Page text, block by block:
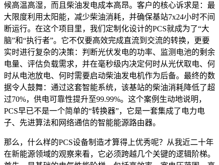
候高温高湿，而且柴油发电成本高昂。客户的核心诉求是：最
大限度利用太阳能，减少柴油消耗，并确保基站7x24小时不间
断运行。在这个项目里，我们定制化设计的PCS就成为了“大
脑”和“执行者”。它不仅要高效完成直流到交流的转换，更要
实时进行复杂的决策：判断光伏发电的功率、监测电池的剩余
电量、评估负载需求，并在毫秒级内决定何时从光伏取电、何
时从电池放电、何时需要启动柴油发电机作为后备。最终的数
据令人鼓舞：通过这套智能系统，该基站的柴油消耗降低了超
过70%，供电可靠性提升至99.99%。这个案例生动地说明，
PCS早已不是一个简单的“转换器”，它是一套集成了电力电
子、先进算法和网络通信的智能能源路由器。
那么，什么样的PCS设备制造才算得上优秀呢？从我近二十年
在新能源领域的观察来看，它必须跨越几个关键的逻辑阶梯。